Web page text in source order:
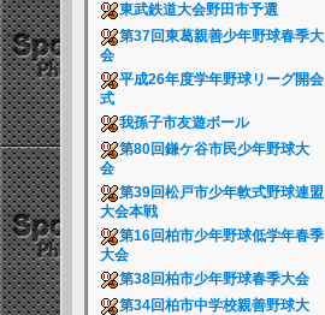
東武鉄道大会野田市予選
第37回東葛親善少年野球春季大
会
平成26年度学年野球リーグ開会
式
我孫子市友遊ボール
第80回鎌ケ谷市民少年野球大
会
第39回松戸市少年軟式野球連盟
大会本戦
第16回柏市少年野球低学年春季
大会
第38回柏市少年野球春季大会
第34回柏市中学校親善野球大